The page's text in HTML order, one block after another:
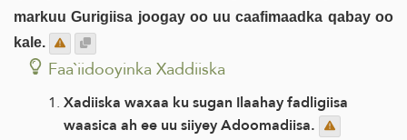
markuu Gurigiisa joogay oo uu caafimaadka qabay oo
kale.
Faa`iidooyinka Xaddiiska
Xadiiska waxaa ku sugan Ilaahay fadligiisa
waasica ah ee uu siiyey Adoomadiisa.